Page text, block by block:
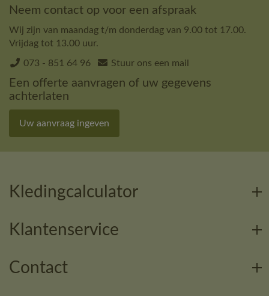
Neem contact op voor een afspraak
Wij zijn van maandag t/m donderdag van 9.00 tot 17.00.
Vrijdag tot 13.00 uur.
073 - 851 64 96 Stuur ons een mail
Een offerte aanvragen of uw gegevens
achterlaten
Uw aanvraag ingeven
Kledingcalculator
Klantenservice
Contact